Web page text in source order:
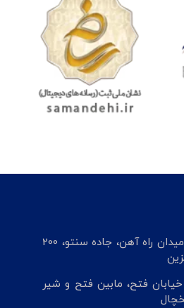
شعبه مرکزی: تبریز، میدان راه آهن، جاده سنتو، 200
خیابان فتح، مابین فتح و شیر